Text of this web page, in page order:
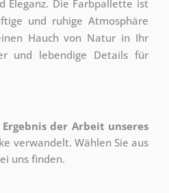
Die Farbpallette ist
und ruhige Atmosphäre
Hauch von Natur in Ihr
und lebendige Details für
der Arbeit unseres
verwandelt. Wählen Sie aus
uns finden.